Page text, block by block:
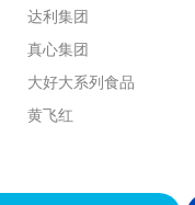
达利集团
真心集团
大好大系列食品
黄飞红